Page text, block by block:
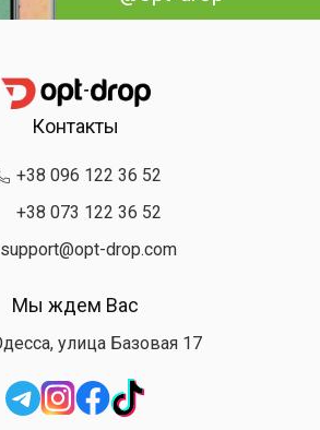
Контакты
+38 096 122 36 52
+38 073 122 36 52
support@opt-drop.com
Мы ждем Вас
улица Базовая 17